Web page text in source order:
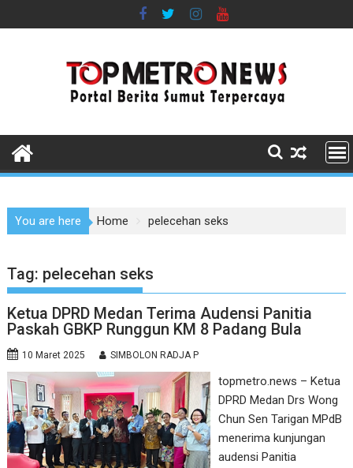
to
You are here Home pelecehan seks
Tag: pelecehan seks
Ketua DPRD Medan Terima Audensi Panitia
Paskah GBKP Runggun KM 8 Padang Bula
10 Maret 2025 SIMBOLON RADJA P
topmetro.news – Ketua
DPRD Medan Drs Wong
Chun Sen Tarigan MPdB
menerima kunjungan
audensi Panitia